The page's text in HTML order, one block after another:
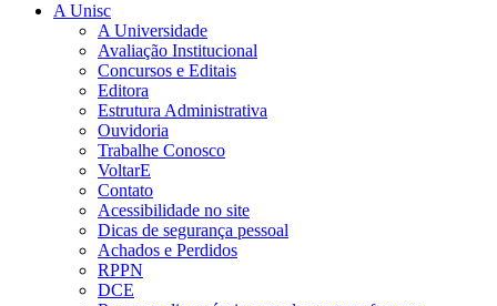
A Unisc
A Universidade
Avaliação Institucional
Concursos e Editais
Editora
Estrutura Administrativa
Ouvidoria
Trabalhe Conosco
VoltarE
Contato
Acessibilidade no site
Dicas de segurança pessoal
Achados e Perdidos
RPPN
DCE